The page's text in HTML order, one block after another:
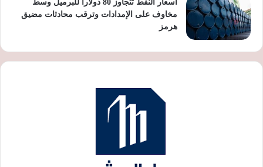
أسعار النفط تتجاوز 80 دولارا للبرميل وسط
مخاوف على الإمدادات وترقب محادثات مضيق
هرمز